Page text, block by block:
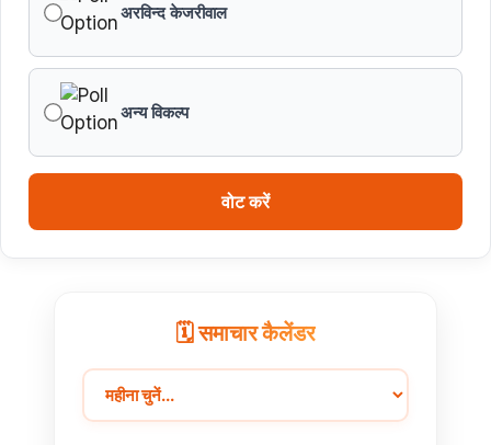
विकसित मध्यप्रदेश-2047’ की वित्तीय रूपरेखा तैयार
28 के बजट अनुमान तथा वित्तीय वर्ष 2028-29, 2029-30 के
लिए रोलिंग बजट की तैयारी हेतु बजट कार्यक्रम
अरविन्द केजरीवाल
अन्य विकल्प
वोट करें
🗓️ समाचार कैलेंडर